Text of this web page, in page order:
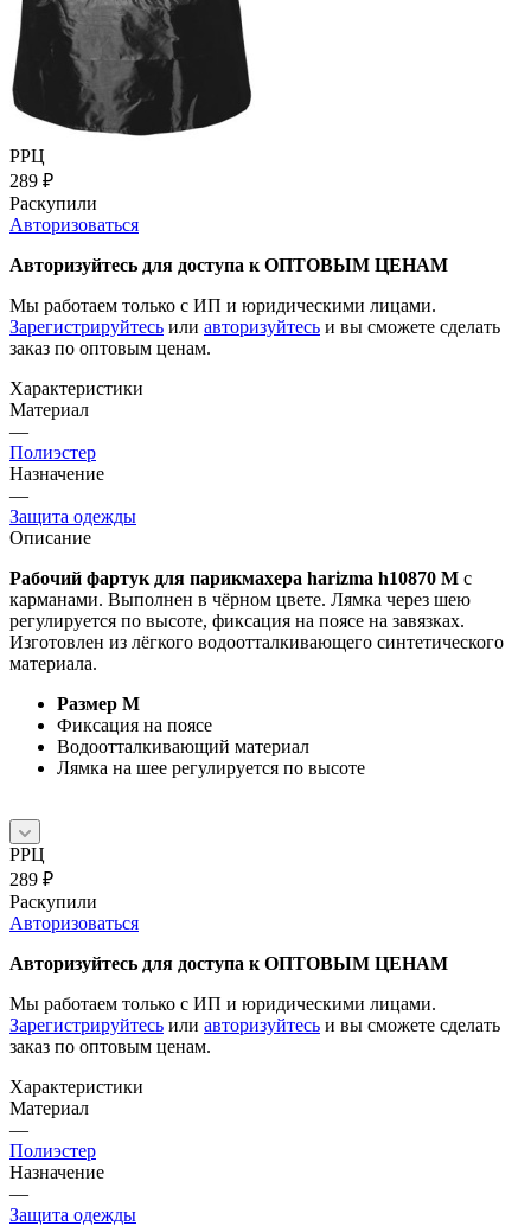
РРЦ
289 ₽
Раскупили
Авторизоваться
Авторизуйтесь для доступа к ОПТОВЫМ ЦЕНАМ
Мы работаем только с ИП и юридическими лицами.
Зарегистрируйтесь или авторизуйтесь и вы сможете сделать
заказ по оптовым ценам.
Характеристики
Материал
—
Полиэстер
Назначение
—
Защита одежды
Описание
Рабочий фартук для парикмахера harizma h10870 М с
карманами. Выполнен в чёрном цвете. Лямка через шею
регулируется по высоте, фиксация на поясе на завязках.
Изготовлен из лёгкого водоотталкивающего синтетического
материала.
Размер М
Фиксация на поясе
Водоотталкивающий материал
Лямка на шее регулируется по высоте
РРЦ
289 ₽
Раскупили
Авторизоваться
Авторизуйтесь для доступа к ОПТОВЫМ ЦЕНАМ
Мы работаем только с ИП и юридическими лицами.
Зарегистрируйтесь или авторизуйтесь и вы сможете сделать
заказ по оптовым ценам.
Характеристики
Материал
—
Полиэстер
Назначение
—
Защита одежды